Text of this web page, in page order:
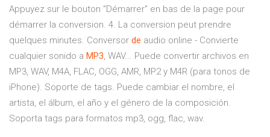
Appuyez sur le bouton "Démarrer" en bas de la page pour
démarrer la conversion. 4. La conversion peut prendre
quelques minutes. Conversor de audio online - Convierte
cualquier sonido a MP3, WAV... Puede convertir archivos en
MP3, WAV, M4A, FLAC, OGG, AMR, MP2 y M4R (para tonos de
iPhone). Soporte de tags. Puede cambiar el nombre, el
artista, el álbum, el año y el género de la composición.
Soporta tags para formatos mp3, ogg, flac, wav.